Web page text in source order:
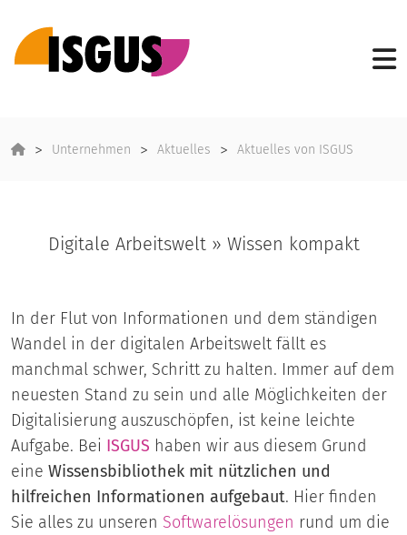
Unternehmen Aktuelles Aktuelles von ISGUS
Digitale Arbeitswelt » Wissen kompakt
In der Flut von Informationen und dem ständigen
Wandel in der digitalen Arbeitswelt fällt es
manchmal schwer, Schritt zu halten. Immer auf dem
neuesten Stand zu sein und alle Möglichkeiten der
Digitalisierung auszuschöpfen, ist keine leichte
Aufgabe. Bei ISGUS haben wir aus diesem Grund
eine Wissensbibliothek mit nützlichen und
hilfreichen Informationen aufgebaut. Hier finden
Sie alles zu unseren Softwarelösungen rund um die